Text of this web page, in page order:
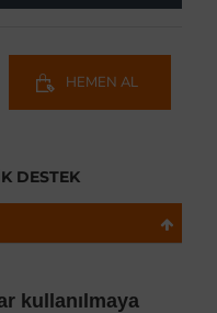
HEMEN AL
DESTEK
kullanılmaya